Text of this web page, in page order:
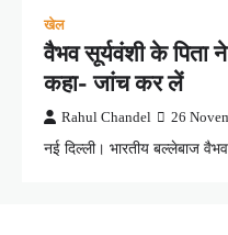
खेल
वैभव सूर्यवंशी के पिता
कहा- जांच कर लें
Rahul Chandel 26
नई दिल्ली। भारतीय बल्लेबाज